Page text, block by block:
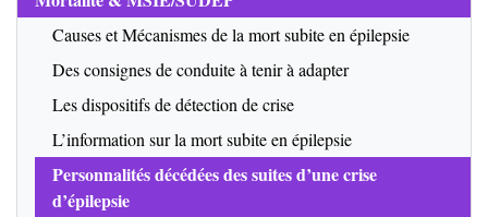
Causes et Mécanismes de la mort subite en épilepsie
Des consignes de conduite à tenir à adapter
Les dispositifs de détection de crise
L’information sur la mort subite en épilepsie
Personnalités décédées des suites d’une crise
d’épilepsie